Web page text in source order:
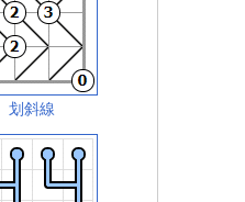
划斜線